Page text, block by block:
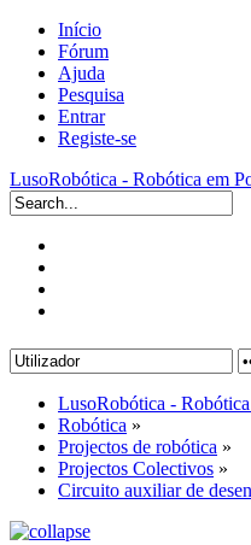
Início
Fórum
Ajuda
Pesquisa
Entrar
Registe-se
LusoRobótica - Robótica em
LusoRobótica -
Robótica »
Projectos de robótica »
Projectos Colectivos »
Circuito auxiliar de